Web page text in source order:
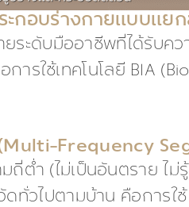
ระกอบร่างกายแบบแย
ยระดับมืออาชีพที่ได้รับ
รใช้เทคโนโลยี BIA
Frequency
ต่ำ (ไม่เป็นอันตราย ไม่
ทั่วไปตามบ้าน คือการใ